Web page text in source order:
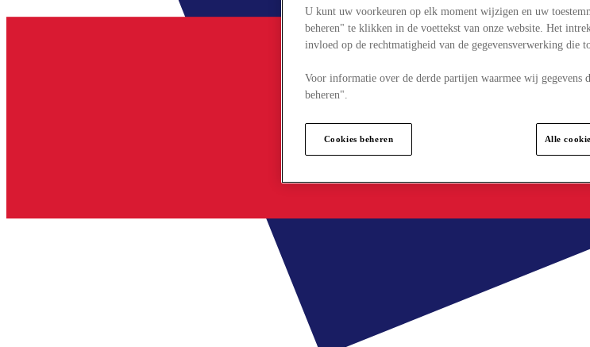
U kunt uw voorkeuren op elk moment wijzigen en uw
beheren" te klikken in de voettekst van onze website. Het
invloed op de rechtmatigheid van de gegevensverwerking die
Voor informatie over de derde partijen waarmee wij
beheren".
Cookies beheren Alle